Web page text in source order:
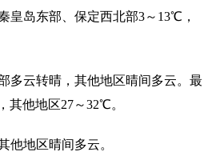
皇岛东部、保定西北部3～13℃，
多云转晴，其他地区晴间多云。最
其他地区27～32℃。
他地区晴间多云。